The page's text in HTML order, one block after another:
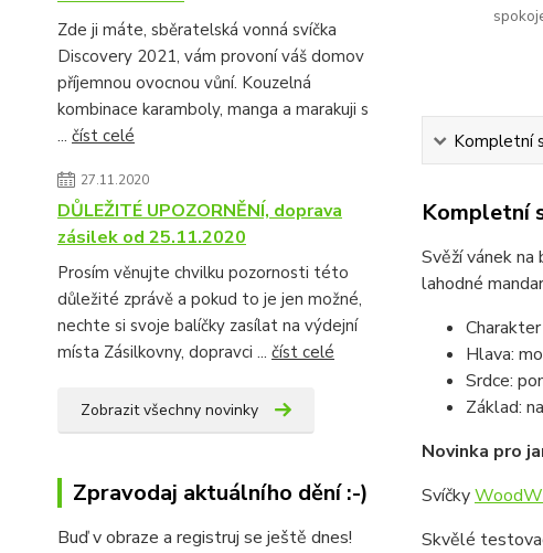
Zde ji máte, sběratelská vonná svíčka
Discovery 2021, vám provoní váš domov
příjemnou ovocnou vůní. Kouzelná
kombinace karamboly, manga a marakuji s
... číst celé
27.11.2020
DŮLEŽITÉ UPOZORNĚNÍ, doprava
zásilek od 25.11.2020
Prosím věnujte chvilku pozornosti této
důležité zprávě a pokud to je jen možné,
nechte si svoje balíčky zasílat na výdejní
místa Zásilkovny, dopravci ... číst celé
Zobrazit všechny novinky
Zpravodaj aktuálního dění :-)
Buď v obraze a registruj se ještě dnes!
Kompletní
Kompletní
Svěží vánek
lahodné
Hlava:
Srdce:
Základ:
Novinka pro
Svíčky
Skvělé